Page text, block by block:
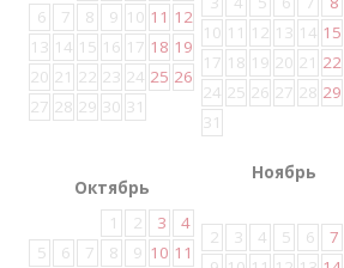
6
7 8 9 10 11 12
13 14 15 16 17 18 19
20 21 22 23 24 25 26
27 28 29 30 31
10 11 12 13 14 15
17 18 19 20 21 22
24 25 26 27 28 29
31
Октябрь
1
2 3
4
5
6 7 8 9 10 11
Ноябрь
2
3 4 5 6 7